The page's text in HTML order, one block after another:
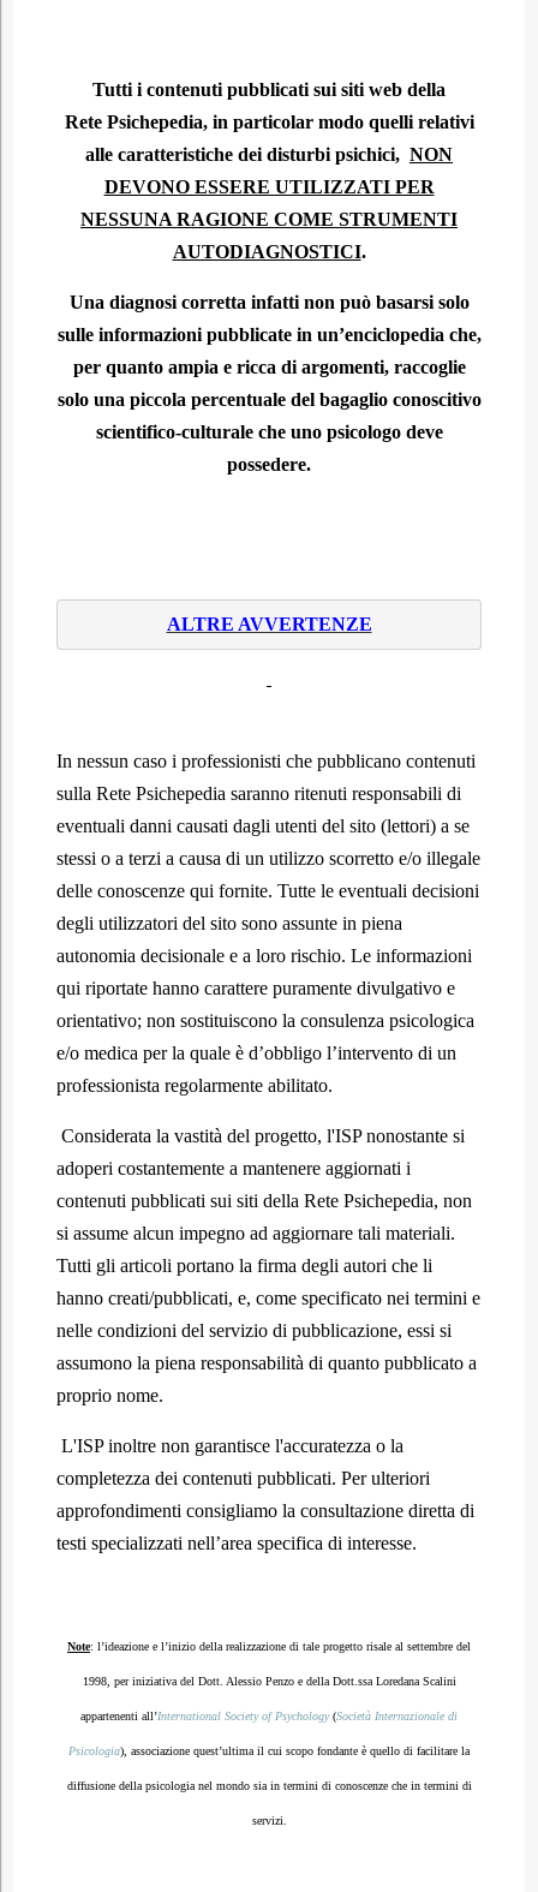
Tutti i contenuti pubblicati sui siti web della
Rete Psichepedia, in particolar modo quelli relativi
alle caratteristiche dei disturbi psichici, NON
DEVONO ESSERE UTILIZZATI PER
NESSUNA RAGIONE COME STRUMENTI
AUTODIAGNOSTICI.
Una diagnosi corretta infatti non può basarsi solo
sulle informazioni pubblicate in un’enciclopedia che,
per quanto ampia e ricca di argomenti, raccoglie
solo una piccola percentuale del bagaglio conoscitivo
scientifico-culturale che uno psicologo deve
possedere.
ALTRE AVVERTENZE
In nessun caso i professionisti che pubblicano contenuti
sulla Rete Psichepedia saranno ritenuti responsabili di
eventuali danni causati dagli utenti del sito (lettori) a se
stessi o a terzi a causa di un utilizzo scorretto e/o illegale
delle conoscenze qui fornite. Tutte le eventuali decisioni
degli utilizzatori del sito sono assunte in piena
autonomia decisionale e a loro rischio. Le informazioni
qui riportate hanno carattere puramente divulgativo e
orientativo; non sostituiscono la consulenza psicologica
e/o medica per la quale è d’obbligo l’intervento di un
professionista regolarmente abilitato.
Considerata la vastità del progetto, l'ISP nonostante si
adoperi costantemente a mantenere aggiornati i
contenuti pubblicati sui siti della Rete Psichepedia, non
si assume alcun impegno ad aggiornare tali materiali.
Tutti gli articoli portano la firma degli autori che li
hanno creati/pubblicati, e, come specificato nei termini e
nelle condizioni del servizio di pubblicazione, essi si
assumono la piena responsabilità di quanto pubblicato a
proprio nome.
L'ISP inoltre non garantisce l'accuratezza o la
completezza dei contenuti pubblicati. Per ulteriori
approfondimenti consigliamo la consultazione diretta di
testi specializzati nell’area specifica di interesse.
Note: l’ideazione e l’inizio della realizzazione di tale progetto risale al settembre del
1998, per iniziativa del Dott. Alessio Penzo e della Dott.ssa Loredana Scalini
appartenenti all’International Society of Psychology(Società Internazionale di
Psicologia), associazione quest’ultima il cui scopo fondante è quello di facilitare la
diffusione della psicologia nel mondo sia in termini di conoscenze che in termini di
servizi.